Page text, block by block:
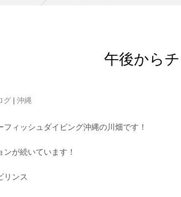
午後から
グ | 沖縄
フィッシュダイビング沖縄の川畑です！
が続いています！
リンス
ラの様子や海況を確認し、ガイドがスイム開始可能